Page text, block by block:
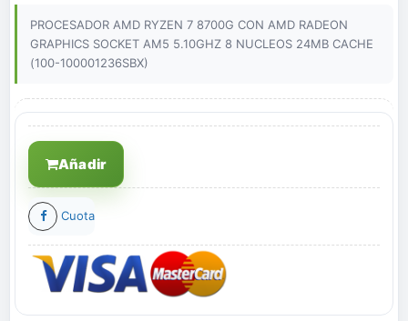
PROCESADOR AMD RYZEN 7 8700G CON AMD RADEON
GRAPHICS SOCKET AM5 5.10GHZ 8 NUCLEOS 24MB CACHE
(100-100001236SBX)
Añadir
Cuota